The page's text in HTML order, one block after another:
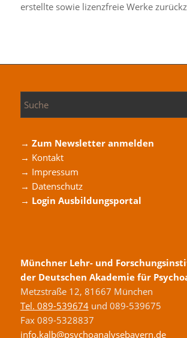
erstellte sowie lizenzfreie Werke
→ Zum Newsletter anmelden
→ Kontakt
→ Impressum
→ Datenschutz
→ Login Ausbildungsportal
Münchner Lehr- und
der Deutschen Akademie für
Metzstraße 12, 81667 München
Tel. 089-539674und 089-539675
Fax 089-5328837
info.kalb@psychoanalysebayern.de